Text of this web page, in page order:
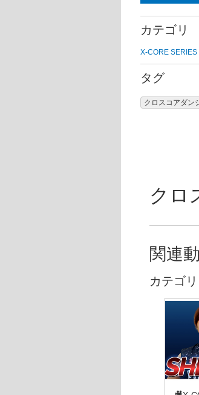
カテゴリ
X-CORE SERIES
タグ
クロスコアダン
クロ
関連
カテゴ